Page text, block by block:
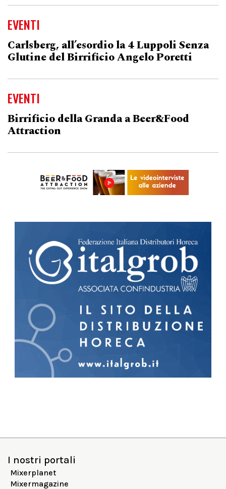
EVENTI
Carlsberg, all’esordio la 4 Luppoli Senza
Glutine del Birrificio Angelo Poretti
EVENTI
Birrificio della Granda a Beer&Food
Attraction
I nostri portali
Mixerplanet
Mixermagazine